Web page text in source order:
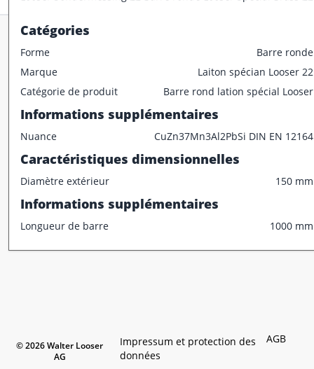
Catégories
Forme
Barre ronde
Marque
Laiton spécian Looser 22
Catégorie de produit
Barre rond lation spécial Looser
Informations supplémentaires
Nuance CuZn37Mn3Al2PbSi DIN EN 12164
Caractéristiques dimensionnelles
Diamètre extérieur 150 mm
Informations supplémentaires
Longueur de barre 1000 mm
Walter Looser AG
8105 Regensdorf
Contact
+41 44 445 60 60
© 2026 Walter Looser
AG
AGB
Impressum et protection des
données